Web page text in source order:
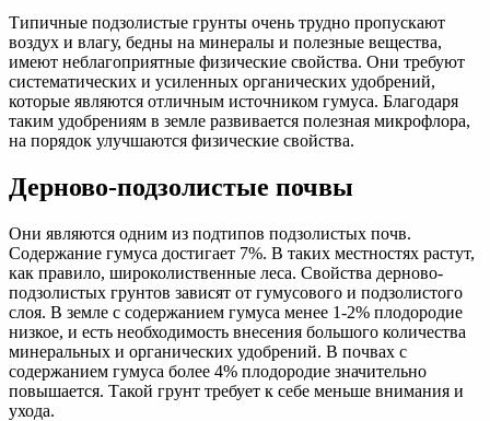
Типичные подзолистые грунты очень трудно пропускают
воздух и влагу, бедны на минералы и полезные вещества,
имеют неблагоприятные физические свойства. Они требуют
систематических и усиленных органических удобрений,
которые являются отличным источником гумуса. Благодаря
таким удобрениям в земле развивается полезная микрофлора,
на порядок улучшаются физические свойства.
Дерново-подзолистые почвы
Они являются одним из подтипов подзолистых почв.
Содержание гумуса достигает 7%. В таких местностях растут,
как правило, широколиственные леса. Свойства дерново-
подзолистых грунтов зависят от гумусового и подзолистого
слоя. В земле с содержанием гумуса менее 1-2% плодородие
низкое, и есть необходимость внесения большого количества
минеральных и органических удобрений. В почвах с
содержанием гумуса более 4% плодородие значительно
повышается. Такой грунт требует к себе меньше внимания и
ухода.